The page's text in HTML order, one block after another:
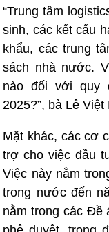
“Trung tâm
sinh, các kết cấu
khẩu, các trung
sách nhà nước.
nào đối với quy
2025?”, bà Lê
Mặt khác, các cơ
trợ cho việc đầu
Việc này nằm
trong nước đến
nằm trong các Đề